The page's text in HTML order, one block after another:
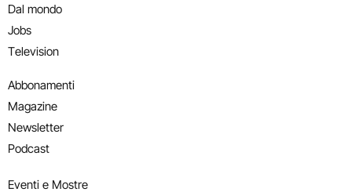
Dal mondo
Jobs
Television
Abbonamenti
Magazine
Newsletter
Podcast
Eventi e Mostre